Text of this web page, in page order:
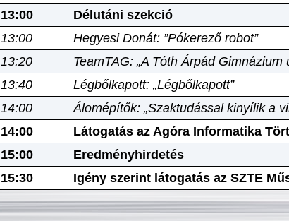
13:00
Délutáni szekció
13:00
Hegyesi Donát: ”Pókerező robot”
13:20
TeamTAG: „A Tóth Árpád Gimnázium
13:40
Légbőlkapott: „Légbőlkapott”
14:00
Álomépítők: „Szaktudással kinyílik a
14:00
Látogatás az Agóra Informatika
15:00
Eredményhirdetés
15:30
Igény szerint látogatás az SZTE